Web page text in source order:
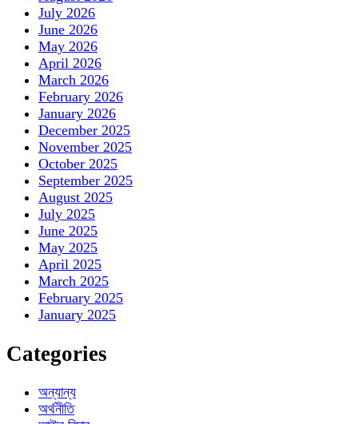
July 2026
June 2026
May 2026
April 2026
March 2026
February 2026
January 2026
December 2025
November 2025
October 2025
September 2025
August 2025
July 2025
June 2025
May 2025
April 2025
March 2025
February 2025
January 2025
Categories
অন্যান্য
অর্থনীতি